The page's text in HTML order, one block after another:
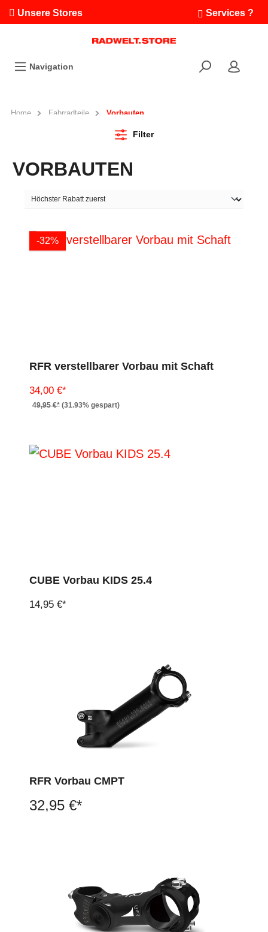
Unsere Stores Services ?
Ausfahrten
Bikefinder
Navigation
Home Fahrradteile Vorbauten
Filter
VORBAUTEN
-32%
RFR verstellbarer Vorbau mit Schaft
34,00 €*
49,95 €* (31.93% gespart)
CUBE Vorbau KIDS 25.4
14,95 €*
RFR Vorbau CMPT
32,95 €*